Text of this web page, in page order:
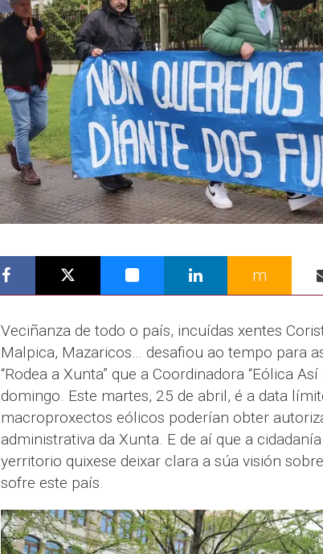
m
Veciñanza de todo o país, incuídas xentes
Malpica, Mazaricos… desafiou ao tempo para
“Rodea a Xunta” que a Coordinadora “Eólica
domingo. Este martes, 25 de abril, é a data
macroproxectos eólicos poderían obter
administrativa da Xunta. E de aí que a
yerritorio quixese deixar clara a súa visión
sofre este país.